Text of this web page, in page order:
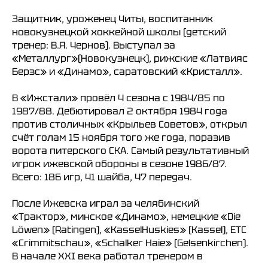
Защитник, уроженец Читы, воспитанник
новокузнецкой хоккейной школы (детский
тренер: В.Я. Чернов). Выступал за
«Металлург»(Новокузнецк), рижские «Латвияс
Берзс» и «Динамо», саратовский «Кристалл».
В «Ижстали» провёл 4 сезона с 1984/85 по
1987/88. Дебютировал 2 октября 1984 года
против столичных «Крыльев Советов», открыл
счёт голам 15 ноября того же года, поразив
ворота питерского СКА. Самый результативный
игрок ижевской обороны в сезоне 1986/87.
Всего: 186 игр, 41 шайба, 47 передач.
После Ижевска играл за челябинский
«Трактор», минское «Динамо», немецкие «Die
Löwen» (Ratingen), «KasselHuskies» (Kassel), ETC
«Crimmitschau», «Schalker Haie» (Gelsenkirchen).
В начале XXI века работал тренером в